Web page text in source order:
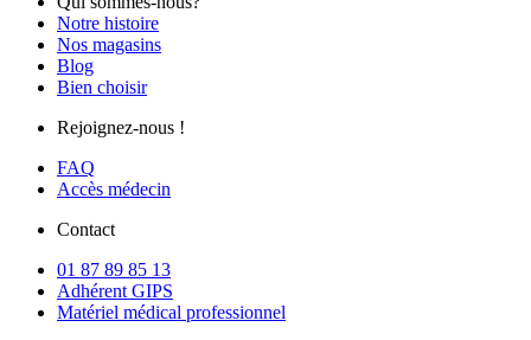
Notre histoire
Nos magasins
Blog
Bien choisir
Rejoignez-nous !
FAQ
Accès médecin
Contact
01 87 89 85 13
Adhérent GIPS
Matériel médical professionnel